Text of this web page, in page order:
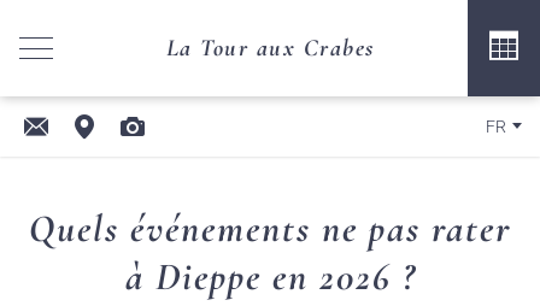
La Tour aux Crabes
FR
Quels événements ne pas rater
à Dieppe en 2026 ?